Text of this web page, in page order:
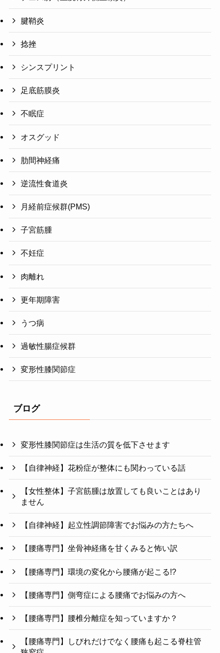
腱鞘炎
捻挫
シンスプリント
足底筋膜炎
不眠症
オスグッド
肋間神経痛
逆流性食道炎
月経前症候群(PMS)
子宮筋腫
不妊症
肉離れ
更年期障害
うつ病
過敏性腸症候群
変形性膝関節症
ブログ
変形性膝関節症は生活の質を低下させます
【自律神経】花粉症が整体にも関わっている話
【女性整体】子宮筋腫は放置しても良いことはあり
ません
【自律神経】起立性調節障害でお悩みの方たちへ
【腰痛専門】坐骨神経痛を甘くみると怖い訳
【腰痛専門】環境の変化から腰痛が起こる!?
【腰痛専門】側弯症による腰痛でお悩みの方へ
【腰痛専門】腰椎分離症を知っていますか？
【腰痛専門】しびれだけでなく腰痛も起こる脊柱管